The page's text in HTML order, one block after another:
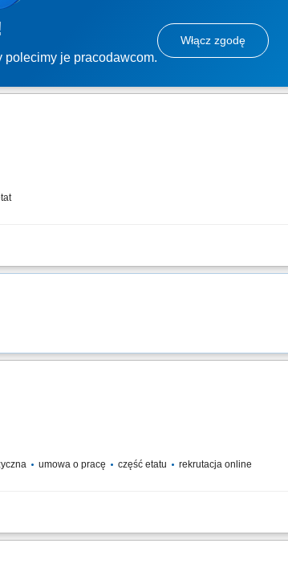
polecimy je pracodawcom.
Włącz zgodę
planowanie, rozdzielanie i nadzorowanie zadań zespołu
umowa o pracę część etatu rekrutacja online
sprzedażowych oraz obsługa reklamacji. Przyjmowanie